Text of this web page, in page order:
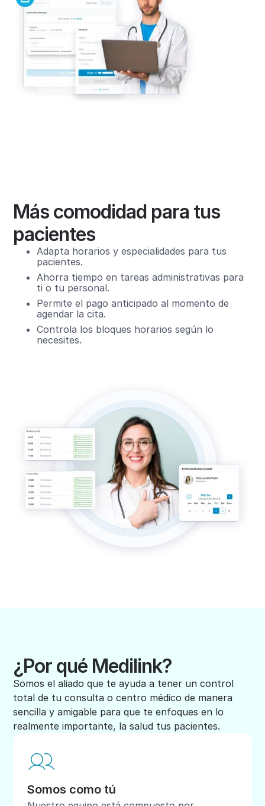
Más comodidad para tus
pacientes
Adapta horarios y especialidades para tus
pacientes.
Ahorra tiempo en tareas administrativas para
ti o tu personal.
Permite el pago anticipado al momento de
agendar la cita.
Controla los bloques horarios según lo
necesites.
¿Por qué Medilink?
Somos el aliado que te ayuda a tener un control
total de tu consulta o centro médico de manera
sencilla y amigable para que te enfoques en lo
realmente importante, la salud tus pacientes.
Somos como tú